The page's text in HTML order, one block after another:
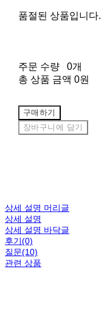
품절된 상품입니다.
주문 수량
0개
총 상품 금액 0원
구매하기
장바구니에 담기
상세 설명 머리글
상세 설명
상세 설명 바닥글
후기(0)
질문(10)
관련 상품